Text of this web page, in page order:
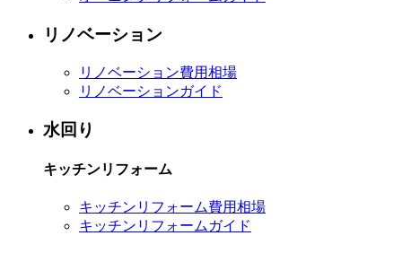
リノベーション
リノベーション費用相場
リノベーションガイド
水回り
キッチンリフォーム
キッチンリフォーム費用相場
キッチンリフォームガイド